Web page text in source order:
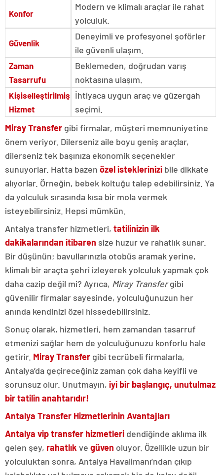
Konfor
Modern ve klimalı araçlar ile rahat
yolculuk.
Güvenlik
Deneyimli ve profesyonel şoförler
ile güvenli ulaşım.
Zaman
Tasarrufu
Beklemeden, doğrudan varış
noktasına ulaşım.
Kişiselleştirilmiş
Hizmet
İhtiyaca uygun araç ve güzergah
seçimi.
Miray Transfer gibi firmalar, müşteri memnuniyetine
önem veriyor. Dilerseniz aile boyu geniş araçlar,
dilerseniz tek başınıza ekonomik seçenekler
sunuyorlar. Hatta bazen özel isteklerinizi bile dikkate
alıyorlar. Örneğin, bebek koltuğu talep edebilirsiniz. Ya
da yolculuk sırasında kısa bir mola vermek
isteyebilirsiniz. Hepsi mümkün.
Antalya transfer hizmetleri, tatilinizin ilk
dakikalarından itibaren size huzur ve rahatlık sunar.
Bir düşünün; bavullarınızla otobüs aramak yerine,
klimalı bir araçta şehri izleyerek yolculuk yapmak çok
daha cazip değil mi? Ayrıca, Miray Transfergibi
güvenilir firmalar sayesinde, yolculuğunuzun her
anında kendinizi özel hissedebilirsiniz.
Sonuç olarak, hizmetleri, hem zamandan tasarruf
etmenizi sağlar hem de yolculuğunuzu konforlu hale
getirir. Miray Transfer gibi tecrübeli firmalarla,
Antalya’da geçireceğiniz zaman çok daha keyifli ve
sorunsuz olur. Unutmayın, iyi bir başlangıç, unutulmaz
bir tatilin anahtarıdır!
Antalya Transfer Hizmetlerinin Avantajları
Antalya vip transfer hizmetleri dendiğinde aklıma ilk
gelen şey, rahatlık ve güven oluyor. Özellikle uzun bir
yolculuktan sonra, Antalya Havalimanı’ndan çıkıp